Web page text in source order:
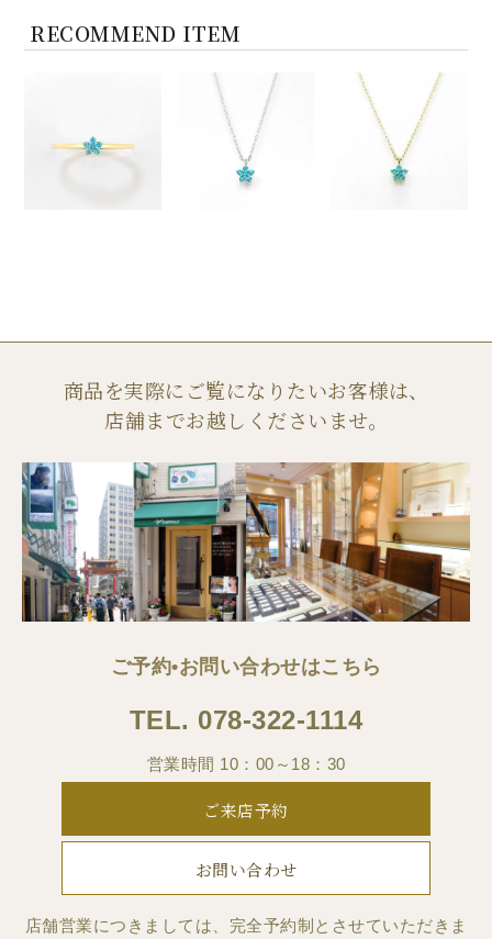
RECOMMEND ITEM
商品を実際にご覧になりたいお客様は、
店舗までお越しくださいませ。
ご予約•お問い合わせはこちら
TEL. 078-322-1114
営業時間 10：00～18：30
ご来店予約
お問い合わせ
店舗営業につきましては、完全予約制とさせていただきま